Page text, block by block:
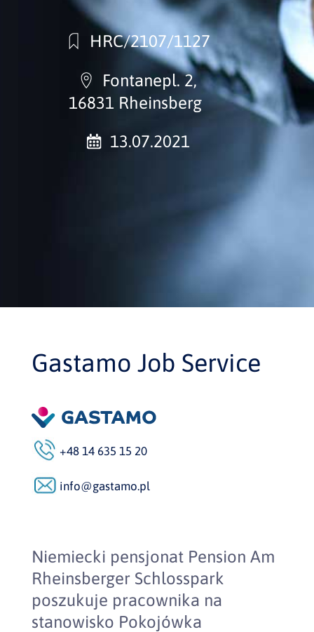
HRC/2107/1127
Fontanepl. 2,
16831 Rheinsberg
13.07.2021
Gastamo Job Service
+48 14 635 15 20
info@gastamo.pl
Niemiecki pensjonat Pension Am
Rheinsberger Schlosspark
poszukuje pracownika na
stanowisko Pokojówka